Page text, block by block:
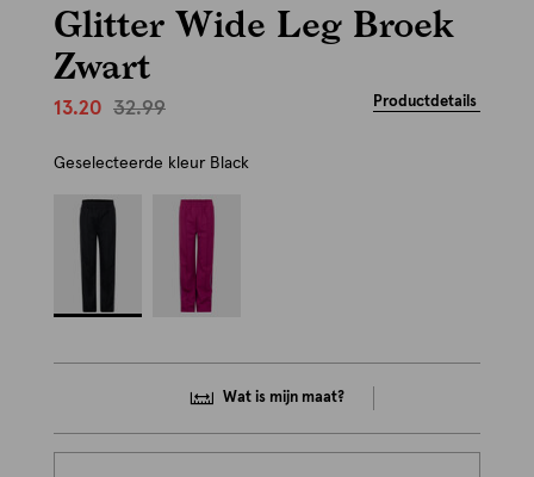
Glitter Wide Leg Broek
Zwart
13.20 32.99 Productdetails
Geselecteerde kleur Black
Wat is mijn maat?